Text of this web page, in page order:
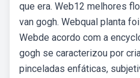
que era. Web12 melhores
van gogh. Webqual planta
Webde acordo com a
gogh se caracterizou por
pinceladas enfáticas,